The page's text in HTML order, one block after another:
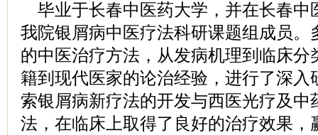
毕业于长春中医药大学，并在长春中
我院银屑病中医疗法科研课题组成员。
的中医治疗方法，从发病机理到临床分
籍到现代医家的论治经验，进行了深入
索银屑病新疗法的开发与西医光疗及中
法，在临床上取得了良好的治疗效果，